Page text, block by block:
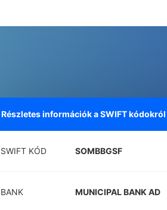
Részletes információk a SWIFT kódokról
SWIFT KÓD SOMBBGSF
BANK MUNICIPAL BANK AD